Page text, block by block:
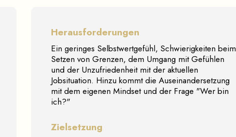
Herausforderungen
Ein geringes Selbstwertgefühl, Schwierigkeiten beim
Setzen von Grenzen, dem Umgang mit Gefühlen
und der Unzufriedenheit mit der aktuellen
Jobsituation. Hinzu kommt die Auseinandersetzung
mit dem eigenen Mindset und der Frage "Wer bin
ich?"
Zielsetzung